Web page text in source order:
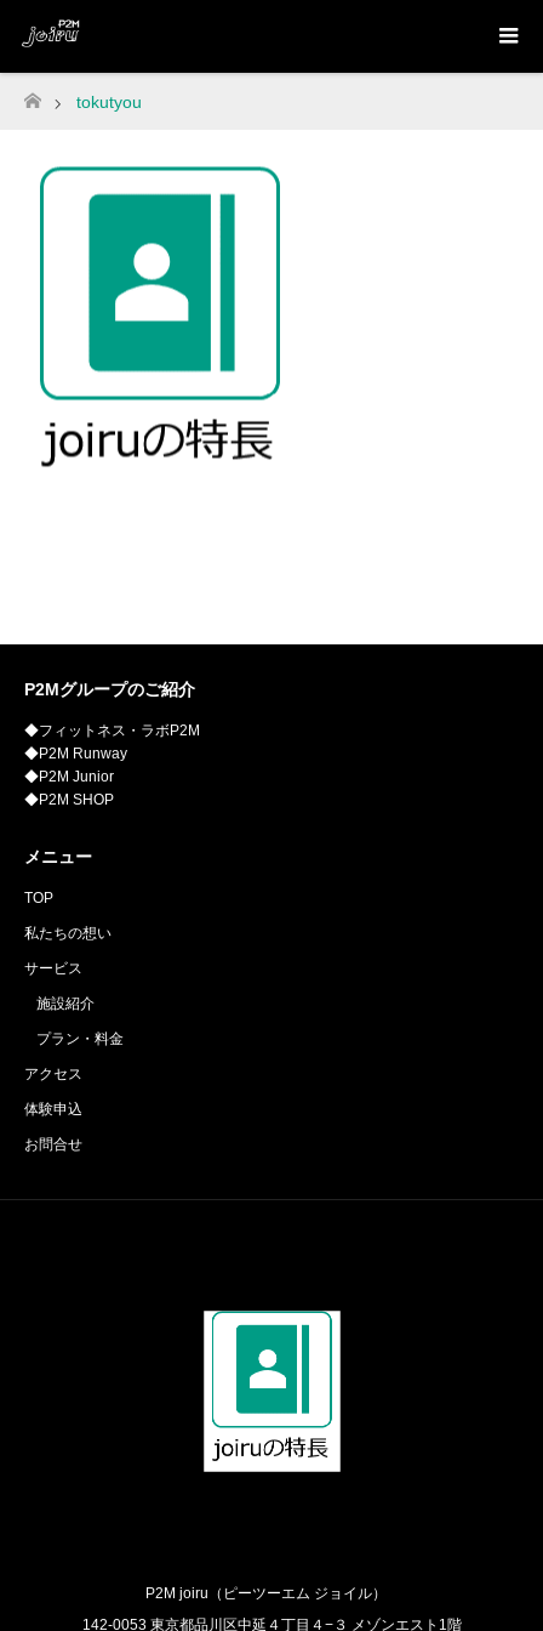
ホーム
tokutyou
P2Mグループのご紹介
◆フィットネス・ラボP2M
◆P2M Runway
◆P2M Junior
◆P2M SHOP
メニュー
TOP
私たちの想い
サービス
施設紹介
プラン・料金
アクセス
体験申込
お問合せ
P2M joiru（ピーツーエム ジョイル）
142-0053 東京都品川区中延４丁目４−３ メゾンエスト1階